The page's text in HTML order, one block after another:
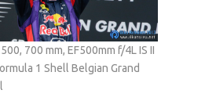
700 mm, EF500mm f/4L IS II
1 Shell Belgian Grand